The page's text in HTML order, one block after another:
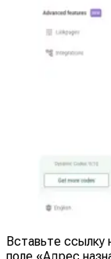
Вставьте ссылку
поле «Адрес